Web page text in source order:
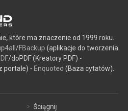
które ma znaczenie od 1999 roku.
/FBackup (aplikacje do tworzenia
/doPDF (Kreatory PDF) -
portale) - Enquoted (Baza cytatów).
Ściągnij